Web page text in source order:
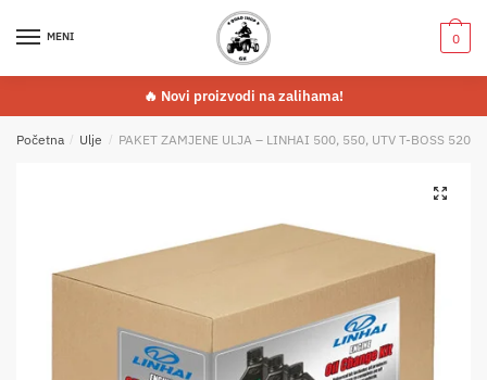
MENI 0
🔥 Novi proizvodi na zalihama!
Početna / Ulje / PAKET ZAMJENE ULJA – LINHAI 500, 550, UTV T-BOSS 520/
🔍
Komentar ili poruka*